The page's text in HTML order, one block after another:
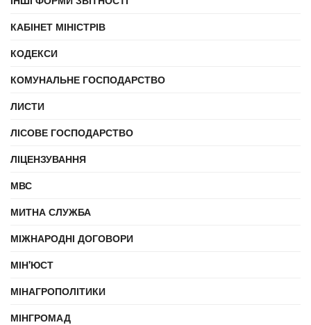
КАБІНЕТ МІНІСТРІВ
КОДЕКСИ
КОМУНАЛЬНЕ ГОСПОДАРСТВО
ЛИСТИ
ЛІСОВЕ ГОСПОДАРСТВО
ЛІЦЕНЗУВАННЯ
МВС
МИТНА СЛУЖБА
МІЖНАРОДНІ ДОГОВОРИ
МІН'ЮСТ
МІНАГРОПОЛІТИКИ
МІНГРОМАД